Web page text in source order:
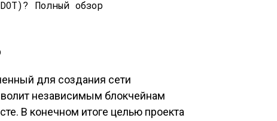
для создания сети
независимым блокчейнам
В конечном итоге целью проекта